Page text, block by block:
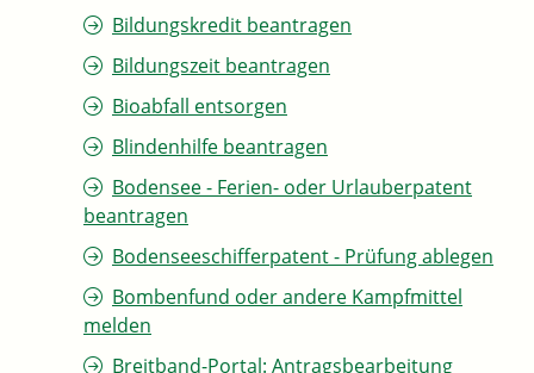
Bildungskredit beantragen
Bildungszeit beantragen
Bioabfall entsorgen
Blindenhilfe beantragen
Bodensee - Ferien- oder Urlauberpatent
beantragen
Bodenseeschifferpatent - Prüfung ablegen
Bombenfund oder andere Kampfmittel
melden
Breitband-Portal: Antragsbearbeitung